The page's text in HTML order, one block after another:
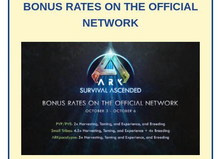
BONUS RATES ON THE OFFICIAL
NETWORK